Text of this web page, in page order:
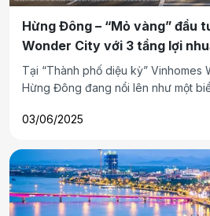
Hừng Đông – “Mỏ vàng” đầu
Wonder City với 3 tầng lợi
Tại “Thành phố diệu kỳ” Vinhomes
Hừng Đông đang nổi lên như một
lược, thiết kế thông minh với hai
tư tiềm năng 3 tầng lợi nhuận bền
trên thị trường hiện nay.
03/06/2025